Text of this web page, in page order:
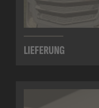
LIEFERUNG